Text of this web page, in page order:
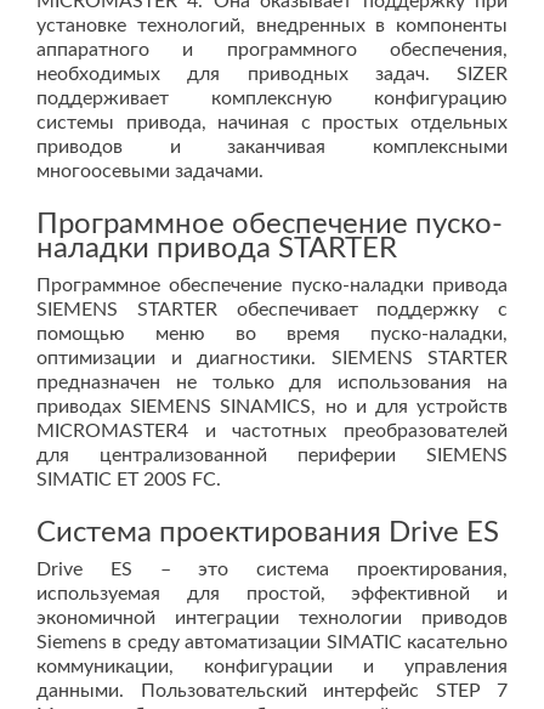
установке технологий, внедренных в компоненты
аппаратного и программного обеспечения,
необходимых для приводных задач. SIZER
поддерживает комплексную конфигурацию
системы привода, начиная с простых отдельных
приводов и заканчивая комплексными
многоосевыми задачами.
Программное обеспечение пуско-
наладки привода STARTER
Программное обеспечение пуско-наладки привода
SIEMENS STARTER обеспечивает поддержку с
помощью меню во время пуско-наладки,
оптимизации и диагностики. SIEMENS STARTER
предназначен не только для использования на
приводах SIEMENS SINAMICS, но и для устройств
MICROMASTER4 и частотных преобразователей
для централизованной периферии SIEMENS
SIMATIC ET 200S FC.
Система проектирования Drive ES
Drive ES – это система проектирования,
используемая для простой, эффективной и
экономичной интеграции технологии приводов
Siemens в среду автоматизации SIMATIC касательно
коммуникации, конфигурации и управления
данными. Пользовательский интерфейс STEP 7